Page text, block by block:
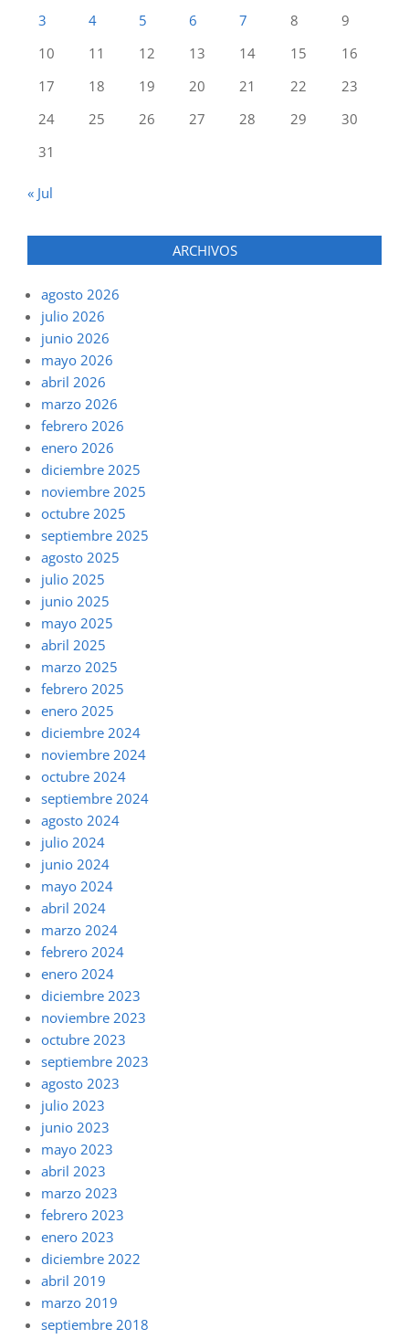
3
4 5 6 7 8
9
10
11 12 13 14 15
16
17
18 19 20 21 22
23
24
25 26 27 28 29
30
31
« Jul
ARCHIVOS
agosto 2026
julio 2026
junio 2026
mayo 2026
abril 2026
marzo 2026
febrero 2026
enero 2026
diciembre 2025
noviembre 2025
octubre 2025
septiembre 2025
agosto 2025
julio 2025
junio 2025
mayo 2025
abril 2025
marzo 2025
febrero 2025
enero 2025
diciembre 2024
noviembre 2024
octubre 2024
septiembre 2024
agosto 2024
julio 2024
junio 2024
mayo 2024
abril 2024
marzo 2024
febrero 2024
enero 2024
diciembre 2023
noviembre 2023
octubre 2023
septiembre 2023
agosto 2023
julio 2023
junio 2023
mayo 2023
abril 2023
marzo 2023
febrero 2023
enero 2023
diciembre 2022
abril 2019
marzo 2019
septiembre 2018